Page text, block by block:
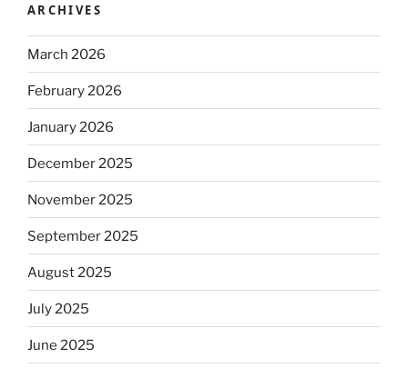
ARCHIVES
March 2026
February 2026
January 2026
December 2025
November 2025
September 2025
August 2025
July 2025
June 2025